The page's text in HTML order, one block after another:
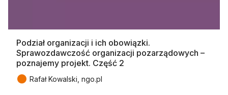
Podział organizacji i ich obowiązki.
Sprawozdawczość organizacji pozarządowych –
poznajemy projekt. Część 2
● Rafał Kowalski, ngo.pl